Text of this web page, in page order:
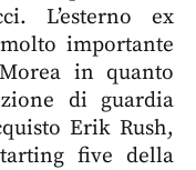
L’esterno ex
importante
in quanto
di guardia
Erik Rush,
five della